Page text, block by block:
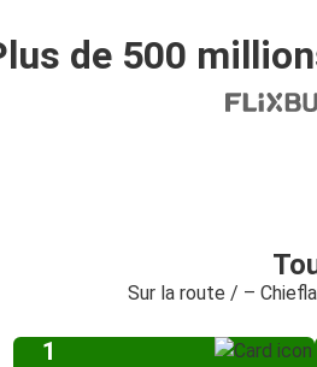
de 500
Sur la route / –
1